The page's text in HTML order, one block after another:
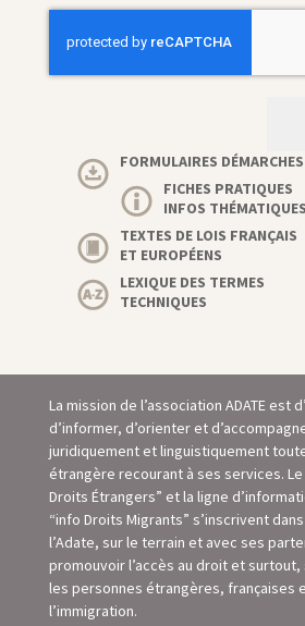
FORMULAIRES
FICHES PRATIQUES
INFOS THÉMATIQUES
TEXTES DE LOIS FRANÇAIS
ET EUROPÉENS
LEXIQUE DES TERMES
TECHNIQUES
La mission de l’association ADATE est
d’informer, d’orienter et
juridiquement et linguistiquement
étrangère recourant à ses services.
Droits Étrangers” et la ligne
“info Droits Migrants” s’inscrivent
l’Adate, sur le terrain et avec ses
promouvoir l’accès au droit et
les personnes étrangères, françaises
l’immigration.